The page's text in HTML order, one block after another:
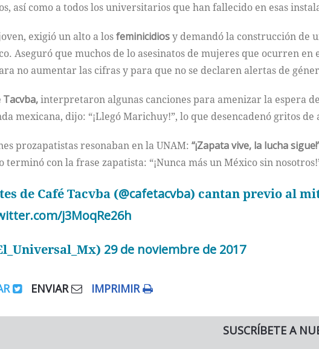
así como a todos los universitarios que han fallecido en esas
exigió un alto a losfeminicidiosy demandó la construcción de
Aseguró que muchos de lo asesinatos de mujeres que ocurren
no aumentar las cifras y para que no se declaren alertas de
interpretaron algunas canciones para amenizar la espera
mexicana, dijo: “¡Llegó Marichuy!”, lo que desencadenó gritos
prozapatistas resonaban en la UNAM: “¡Zapata vive, la lucha
con la frase zapatista: “¡Nunca más un México sin
de Café Tacvba (@cafetacvba) cantan previo al
j3MoqRe26h
29 de noviembre de 2017
ENVIAR IMPRIMIR
SUSCRÍBETE A